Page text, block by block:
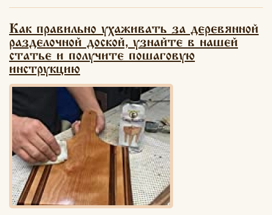
Как правильно ухаживать за деревянной
разделочной доской, узнайте в нашей
статье и получите пошаговую
инструкцию